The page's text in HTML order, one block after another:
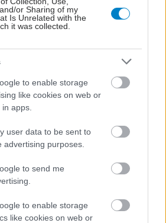
or Sharing of my
Is Unrelated with the
it was collected.
to enable storage
like cookies on web or
apps.
user data to be sent to
advertising purposes.
to send me
to enable storage
like cookies on web or
αποφεύγετε
Νέα μεγάλη μελέτη
καρδιαγγειακό κίνδυνο
στον υποκλινικό
Όζος στο θυρεοειδή:
ποιες εξετάσεις